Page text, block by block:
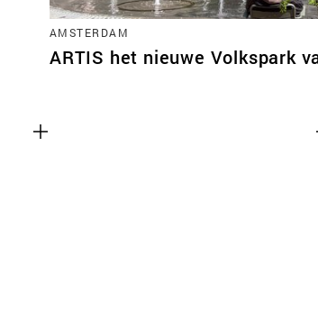
AMSTERDAM
ARTIS het nieuwe Volkspark